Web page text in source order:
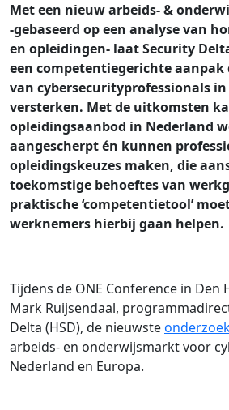
Met een nieuw arbeids- &
-gebaseerd op een analyse van
en opleidingen- laat Security
een competentiegerichte
van cybersecurityprofessionals
versterken. Met de uitkomsten
opleidingsaanbod in Nederland
aangescherpt én kunnen
opleidingskeuzes maken, die
toekomstige behoeftes van
praktische ‘competentietool’
werknemers hierbij gaan helpen.
Tijdens de ONE Conference in Den
Mark Ruijsendaal,
Delta (HSD), de nieuwste
arbeids- en onderwijsmarkt voor
Nederland en Europa.